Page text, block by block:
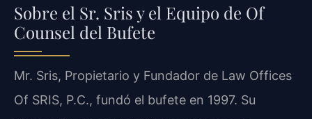
Sobre el Sr. Sris y el Equipo de Of
Counsel del Bufete
Mr. Sris, Propietario y Fundador de Law Offices
Of SRIS, P.C., fundó el bufete en 1997. Su